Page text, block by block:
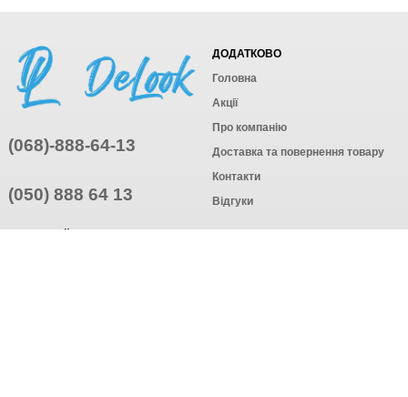
(068)-888-64-13
(050) 888 64 13
ДОДАТКОВО
Головна
Акції
Про компанію
Доставка та повернення товару
Контакти
Відгуки